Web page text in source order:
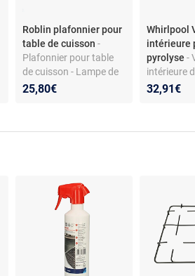
Roblin plafonnier pour
table de cuisson-
Plafonnier pour table
de cuisson - Lampe de
hotte - Verre
25,80€
Whirlpool
intérieure
pyrolyse-
intérieure
Verre
32,91€